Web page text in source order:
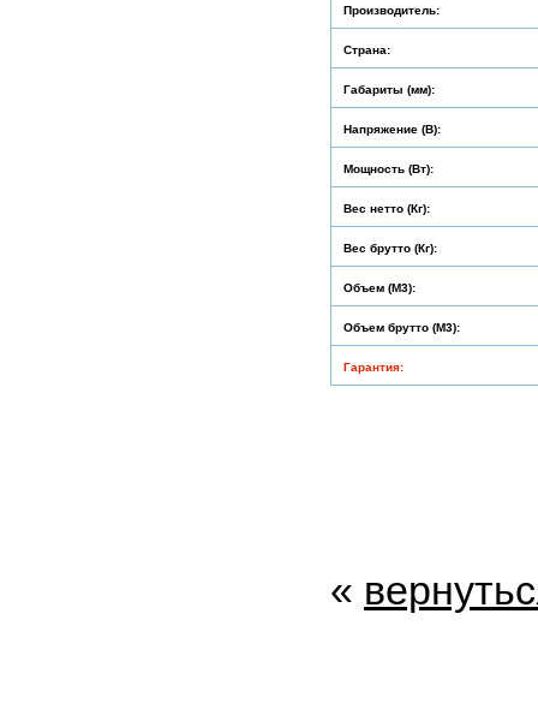
Производитель:
Страна:
Габариты (мм):
Напряжение (В):
Мощность (Вт):
Вес нетто (Кг):
Вес брутто (Кг):
Объем (М3):
Объем брутто (М3):
Гарантия:
«